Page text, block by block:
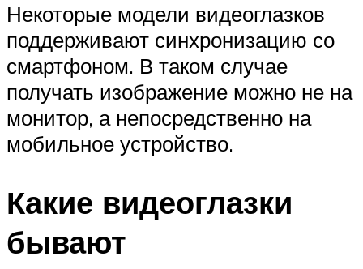
Некоторые модели видеоглазков
поддерживают синхронизацию со
смартфоном. В таком случае
получать изображение можно не на
монитор, а непосредственно на
мобильное устройство.
Какие видеоглазки
бывают